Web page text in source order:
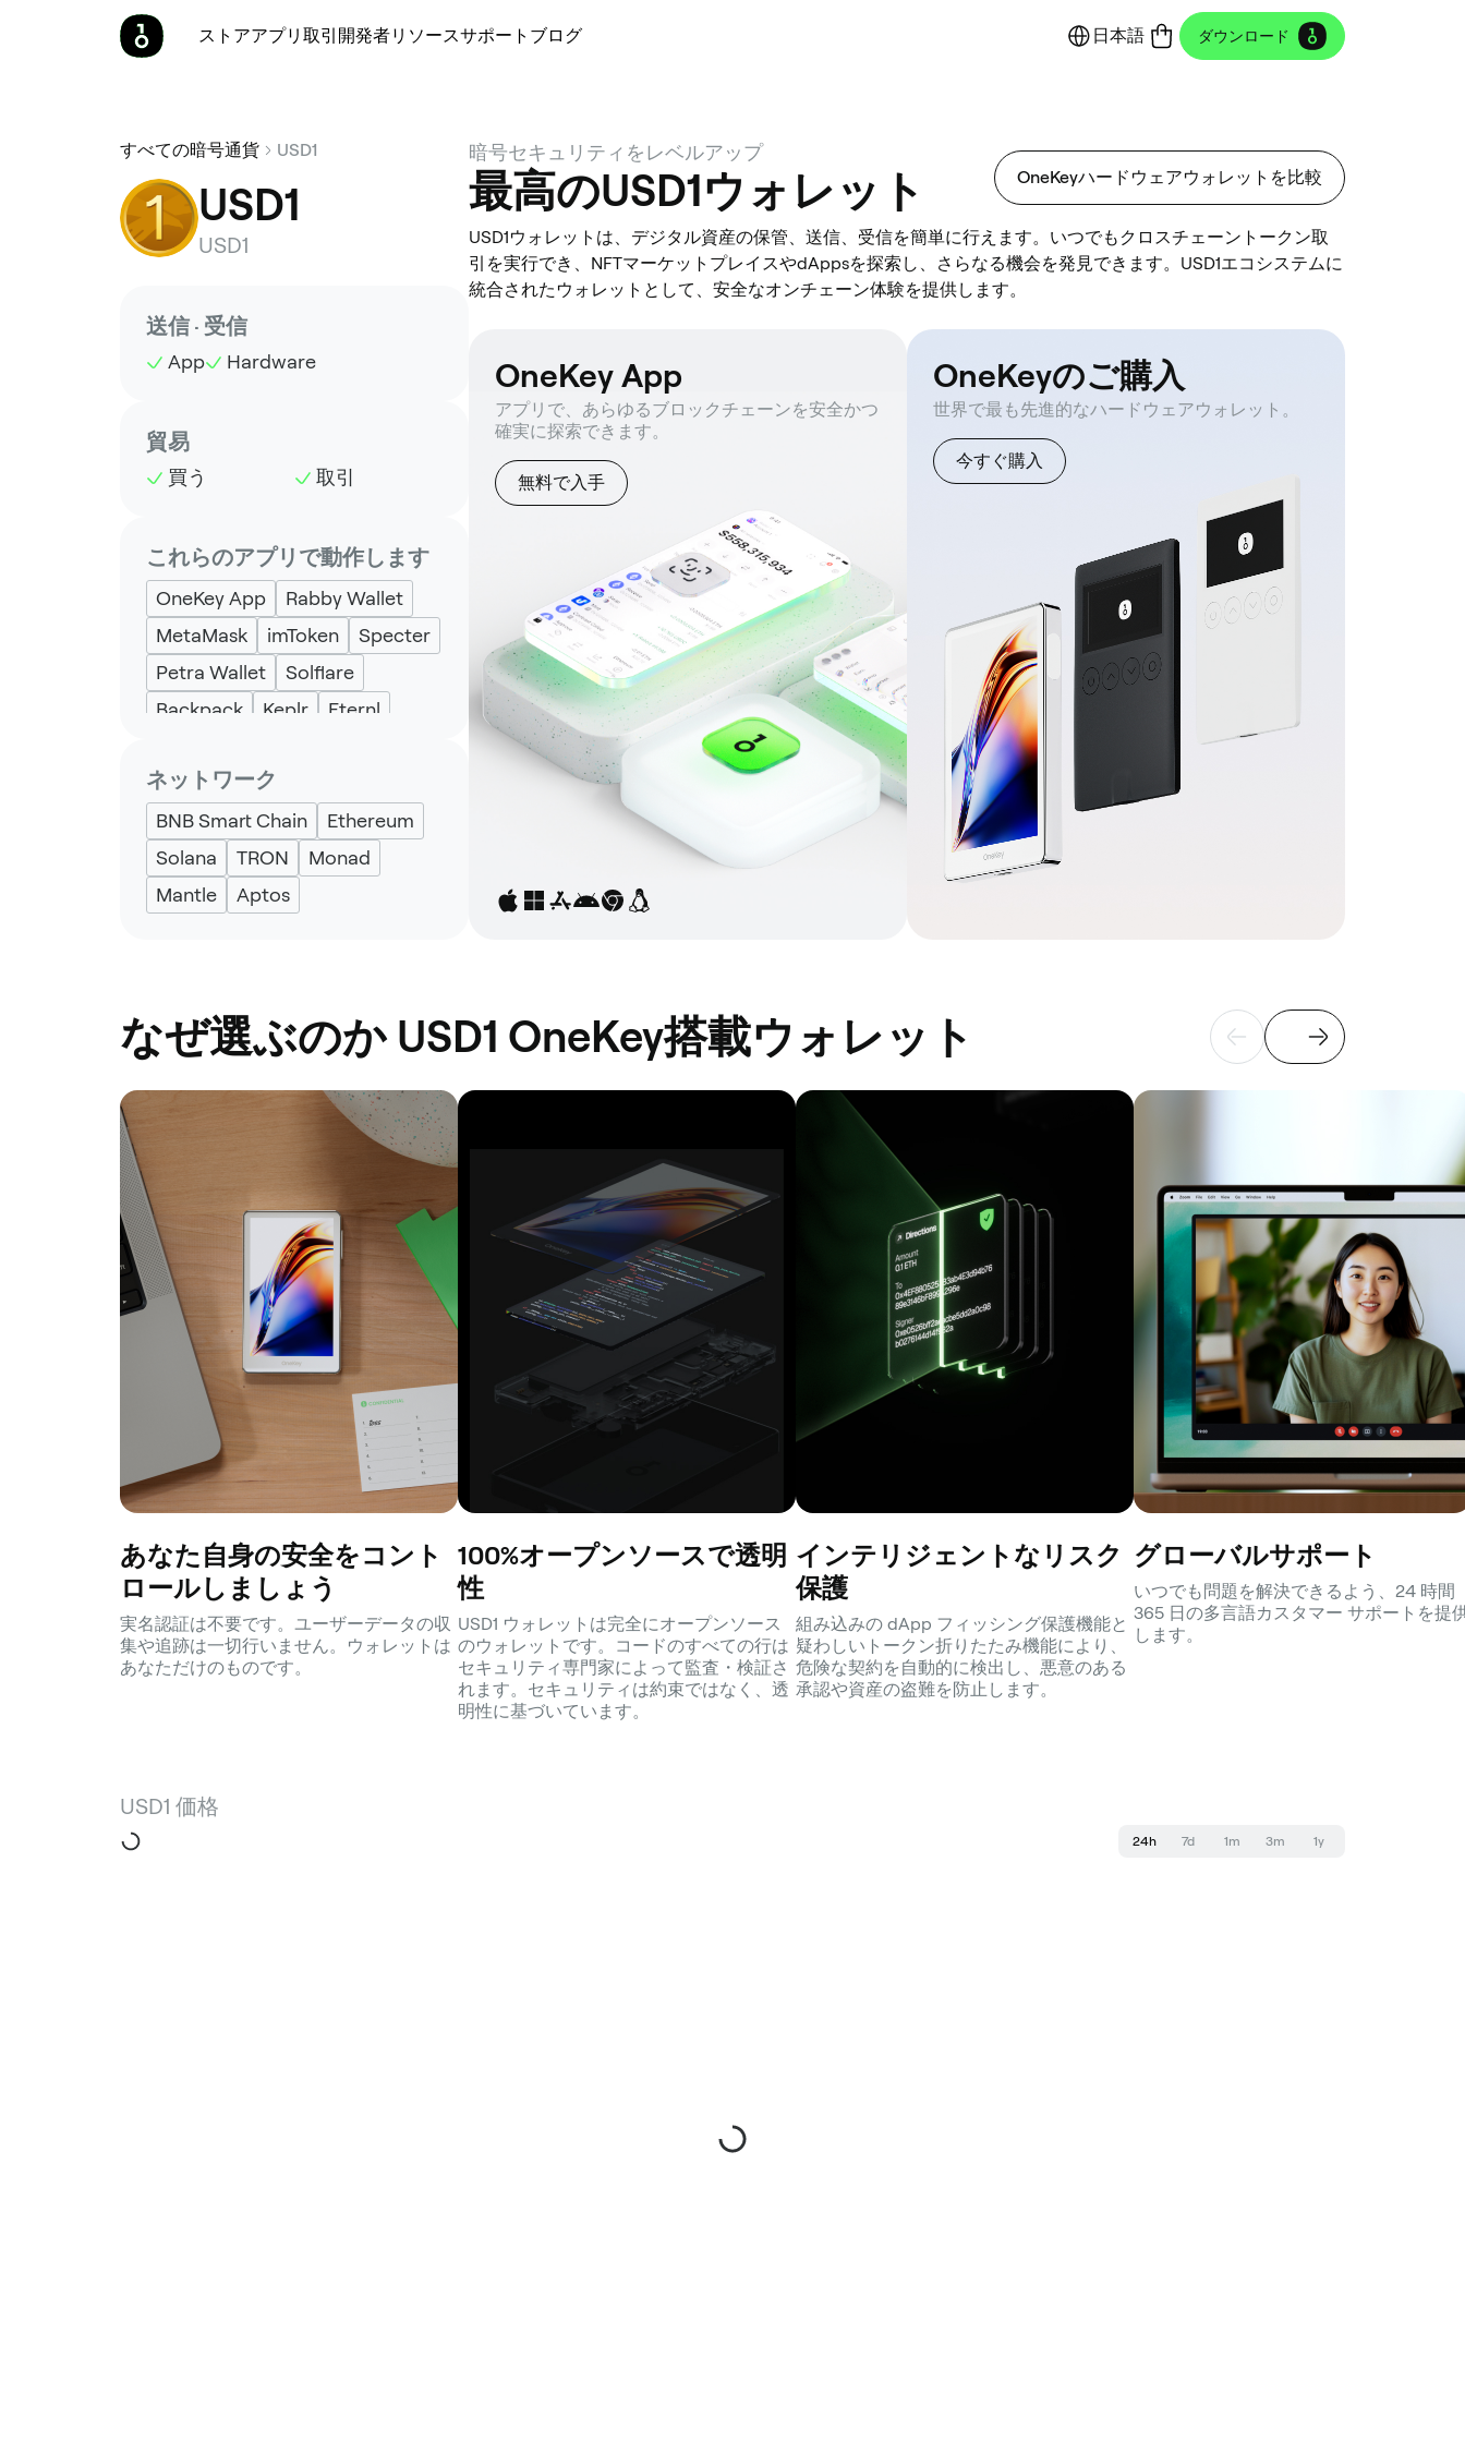
ストアアプリ 取引 開発者リソースサポート ブログ 日本語 ダウンロード
すべての暗号通貨 USD1
USD1
USD1
送信 · 受信
App Hardware
貿易
買う 取引
これらのアプリで動作します
OneKey App
Rabby Wallet
MetaMask
imToken
Specter
Petra Wallet
Solflare
Backpack
Keplr
Eternl
ネットワーク
BNB Smart Chain
Ethereum
Solana
TRON
Monad
Mantle
Aptos
暗号セキュリティをレベルアップ
最高のUSD1ウォレット OneKeyハードウェアウォレットを比較
USD1ウォレットは、デジタル資産の保管、送信、受信を簡単に行えます。いつでもクロスチェーントークン取
引を実行でき、NFTマーケットプレイスやdAppsを探索し、さらなる機会を発見できます。USD1エコシステムに
統合されたウォレットとして、安全なオンチェーン体験を提供します。
OneKey App
アプリで、あらゆるブロックチェーンを安全かつ
確実に探索できます。
無料で入手
OneKeyのご購入
世界で最も先進的なハードウェアウォレット。
今すぐ購入
なぜ選ぶのか USD1 OneKey搭載ウォレット
あなた自身の安全をコント
ロールしましょう
実名認証は不要です。ユーザーデータの収
集や追跡は一切行いません。ウォレットは
あなただけのものです。
100%オープンソースで透明
性
USD1 ウォレットは完全にオープンソース
のウォレットです。コードのすべての行は
セキュリティ専門家によって監査・検証さ
れます。セキュリティは約束ではなく、透
明性に基づいています。
インテリジェントなリスク
保護
組み込みの dApp フィッシング保護機能と
疑わしいトークン折りたたみ機能により、
危険な契約を自動的に検出し、悪意のある
承認や資産の盗難を防止します。
グローバルサポート
いつでも問題を解決できるよう、24 時間
365 日の多言語カスタマー サポートを提
します。
USD1 価格
24h 7d 1m 3m 1y